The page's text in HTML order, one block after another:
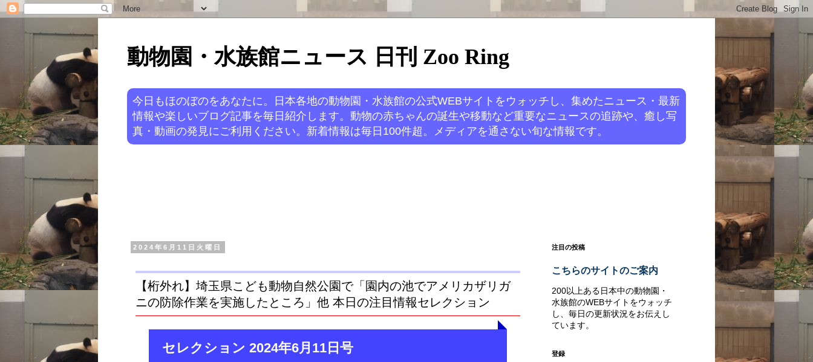
動物園・水族館ニュース 日刊 Zoo Ring
今日もほのぼのをあなたに。日本各地の動物園・水族館の公式WEBサイトをウォッチし、集めたニュース・最新
情報や楽しいブログ記事を毎日紹介します。動物の赤ちゃんの誕生や移動など重要なニュースの追跡や、癒し写
真・動画の発見にご利用ください。新着情報は毎日100件超。メディアを通さない旬な情報です。
2024年6月11日火曜日
【桁外れ】埼玉県こども動物自然公園で「園内の池でアメリカザリガ
ニの防除作業を実施したところ」他 本日の注目情報セレクション
セレクション 2024年6月11日号
注目の投稿
こちらのサイトのご案内
200以上ある日本中の動物園・
水族館のWEBサイトをウォッチ
し、毎日の更新状況をお伝えし
ています。
登録